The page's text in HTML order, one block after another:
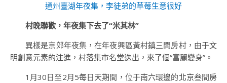
通州臺湖年夜集，李徒弟的草莓生意很好
村晚聯歡，年夜集下去了“米其林”
異樣是京郊年夜集，在年夜興區黃村鎮三間房村，由于文
明創意元素的注進，村落集市名堂迭出，來了個“富麗變身”。
1月30日至2月5每日天期間，位于南六環邊的北京叁間房